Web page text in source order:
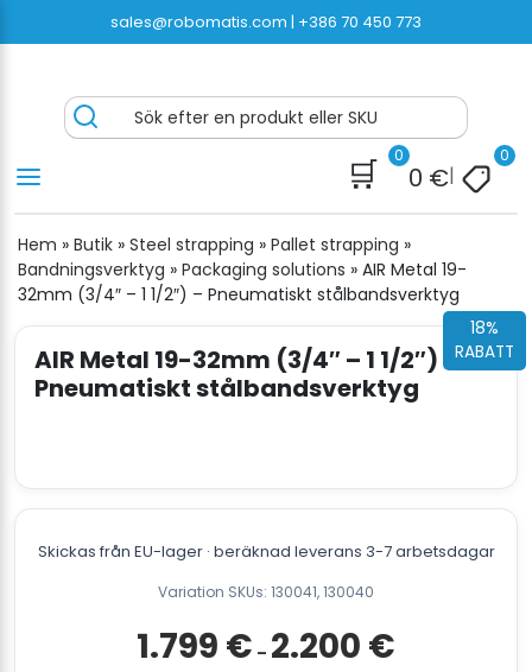
till
sales@robomatis.com | +386 70 450 773
ROBOMATIS®
Battery Strapping Tools and Packing Machines
Delivered Fast and Free
Sök efter en produkt eller SKU
🛒 0
0 €|
0
Hem » Butik » Steel strapping » Pallet strapping »
Bandningsverktyg » Packaging solutions » AIR Metal 19-
32mm (3/4″ – 1 1/2″) – Pneumatiskt stålbandsverktyg
AIR Metal 19-32mm (3/4″ – 1 1/2″) –
Pneumatiskt stålbandsverktyg
18%
RABATT
Skickas från EU-lager · beräknad leverans 3-7 arbetsdagar
Variation SKUs: 130041, 130040
1.799 € – 2.200 €